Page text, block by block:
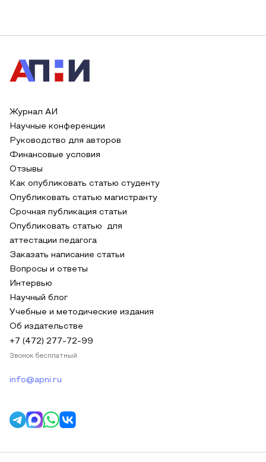
Журнал АИ
Научные конференции
Руководство для авторов
Финансовые условия
Отзывы
Как опубликовать статью студенту
Опубликовать статью магистранту
Срочная публикация статьи
Опубликовать статью для
аттестации педагога
Заказать написание статьи
Вопросы и ответы
Интервью
Научный блог
Учебные и методические издания
Об издательстве
+7 (472) 277-72-99
Звонок бесплатный
info@apni.ru